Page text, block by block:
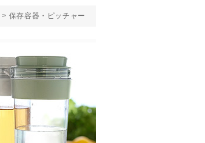
保存容器・ピッチャー